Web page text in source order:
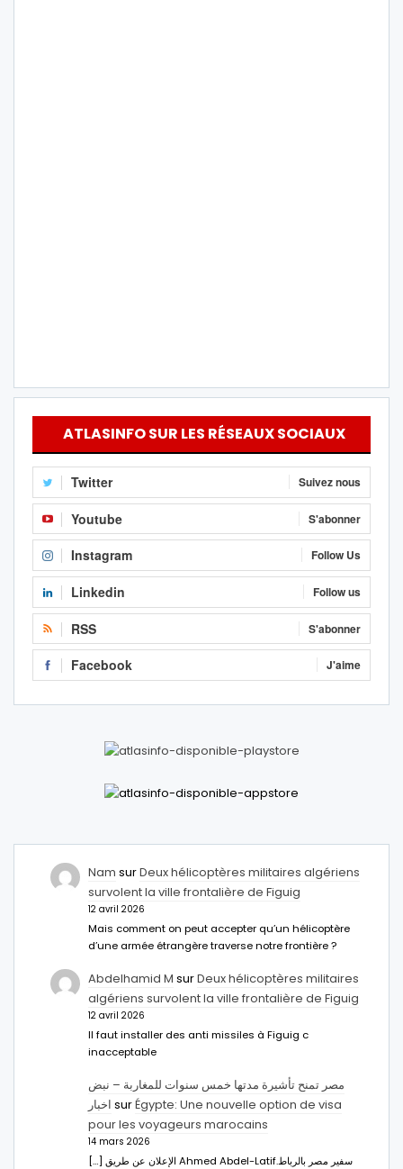
ATLASINFO SUR LES RÉSEAUX SOCIAUX
Twitter Suivez nous
Youtube S'abonner
Instagram Follow Us
Linkedin Follow us
RSS S'abonner
Facebook J'aime
Nam surDeux hélicoptères militaires algériens
survolent la ville frontalière de Figuig
12 avril 2026
Mais comment on peut accepter qu’un hélicoptère
d’une armée étrangère traverse notre frontière ?
Abdelhamid M surDeux hélicoptères militaires
algériens survolent la ville frontalière de Figuig
12 avril 2026
Il faut installer des anti missiles à Figuig c
inacceptable
مصر تمنح تأشيرة مدتها خمس سنوات للمغاربة – نبض
اخبار surÉgypte: Une nouvelle option de visa
pour les voyageurs marocains
14 mars 2026
[…] الإعلان عن طريق Ahmed Abdel-Latifسفير مصر بالرباط.